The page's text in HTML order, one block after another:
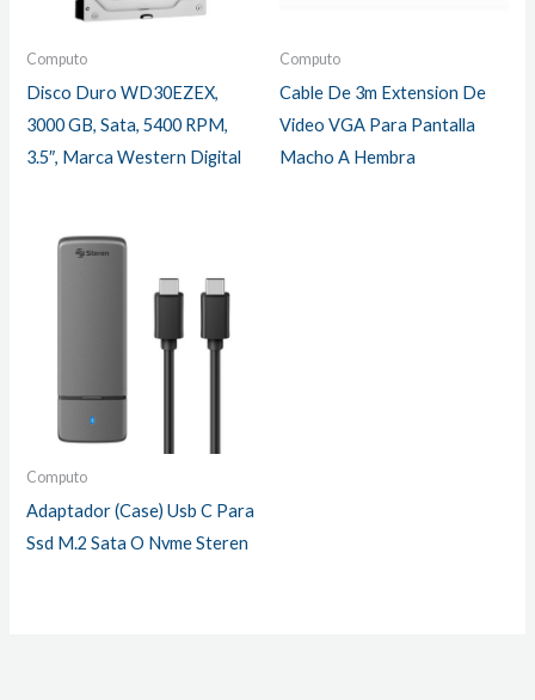
Computo
Disco Duro WD30EZEX,
3000 GB, Sata, 5400 RPM,
3.5″, Marca Western Digital
Computo
Cable De 3m Extension De
Video VGA Para Pantalla
Macho A Hembra
Computo
Adaptador (Case) Usb C Para
Ssd M.2 Sata O Nvme Steren